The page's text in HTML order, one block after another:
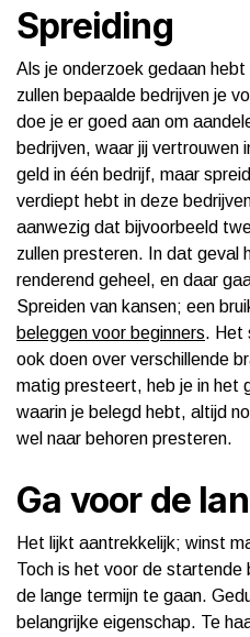
Spreiding
Als je onderzoek gedaan
zullen bepaalde bedrijven je
doe je er goed aan om
bedrijven, waar jij vertrouwen
geld in één bedrijf, maar
verdiept hebt in deze
aanwezig dat bijvoorbeeld
zullen presteren. In dat geval
renderend geheel, en daar
Spreiden van kansen; een
beleggen voor beginners. Het
ook doen over verschillende
matig presteert, heb je in het
waarin je belegd hebt, altijd
wel naar behoren presteren.
Ga voor de
Het lijkt aantrekkelijk; winst
Toch is het voor de
de lange termijn te gaan.
belangrijke eigenschap. Te